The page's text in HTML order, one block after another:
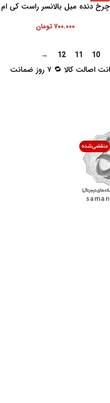
چرخ دنده میل بالانسر راست کی ام
۷۰۰.۰۰۰تومان
10
11
12
→
🚚 ارسال سریع به سراسر کشور ✅ ضمانت اصالت کالا 🔁 ۷ روز ضمانت